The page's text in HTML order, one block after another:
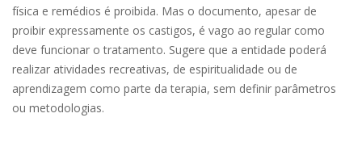
física e remédios é proibida. Mas o documento, apesar de
proibir expressamente os castigos, é vago ao regular como
deve funcionar o tratamento. Sugere que a entidade poderá
realizar atividades recreativas, de espiritualidade ou de
aprendizagem como parte da terapia, sem definir parâmetros
ou metodologias.